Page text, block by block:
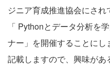
ジニア育成推進協会にさ
「 Pythonとデータ分析を
ナー」を開催することに
記載しますので、興味があ